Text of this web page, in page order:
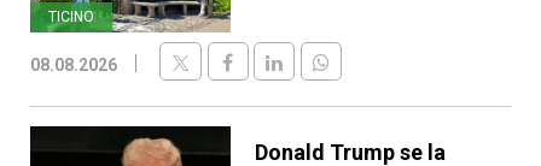
TICINO
08.08.2026
Donald Trump se la